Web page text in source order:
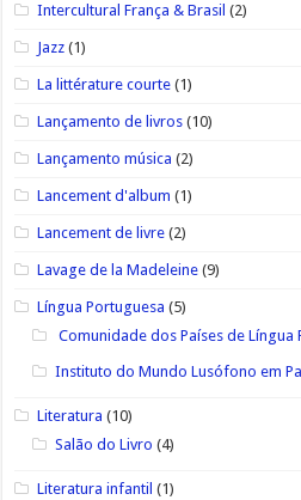
Intercultural França & Brasil (2)
Jazz (1)
La littérature courte (1)
Lançamento de livros (10)
Lançamento música (2)
Lancement d'album (1)
Lancement de livre (2)
Lavage de la Madeleine (9)
Língua Portuguesa (5)
Comunidade dos Países de Língua
Instituto do Mundo Lusófono em
Literatura (10)
Salão do Livro (4)
Literatura infantil (1)